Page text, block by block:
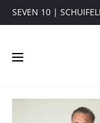
SEVEN 10 |